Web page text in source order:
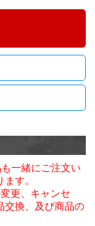
一緒にご注文い
す。
更、キャンセ
交換、及び商品の